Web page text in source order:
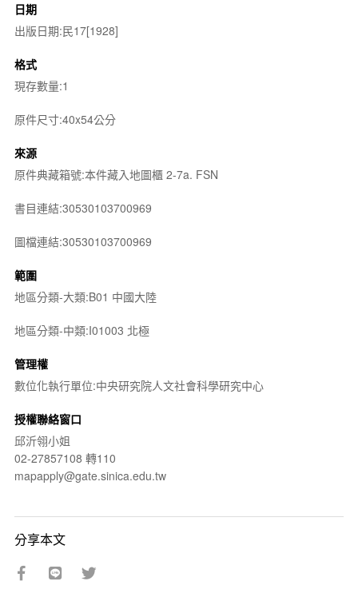
日期
出版日期:民17[1928]
格式
現存數量:1
原件尺寸:40x54公分
來源
原件典藏箱號:本件藏入地圖櫃 2-7a. FSN
書目連結:30530103700969
圖檔連結:30530103700969
範圍
地區分類-大類:B01 中國大陸
地區分類-中類:I01003 北極
管理權
數位化執行單位:中央研究院人文社會科學研究中心
授權聯絡窗口
邱沂翎小姐
02-27857108 轉110
mapapply@gate.sinica.edu.tw
分享本文